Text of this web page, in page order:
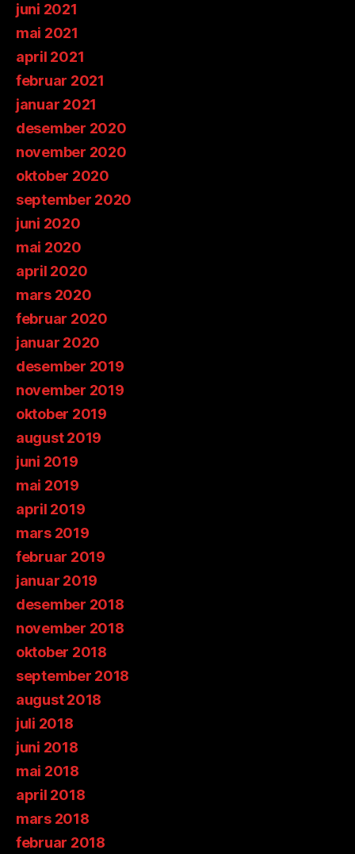
juni 2021
mai 2021
april 2021
februar 2021
januar 2021
desember 2020
november 2020
oktober 2020
september 2020
juni 2020
mai 2020
april 2020
mars 2020
februar 2020
januar 2020
desember 2019
november 2019
oktober 2019
august 2019
juni 2019
mai 2019
april 2019
mars 2019
februar 2019
januar 2019
desember 2018
november 2018
oktober 2018
september 2018
august 2018
juli 2018
juni 2018
mai 2018
april 2018
mars 2018
februar 2018